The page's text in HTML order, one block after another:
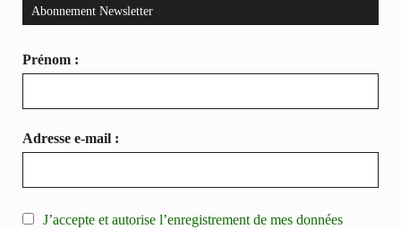
Abonnement Newsletter
Prénom :
Adresse e-mail :
J’accepte et autorise l’enregistrement de mes données